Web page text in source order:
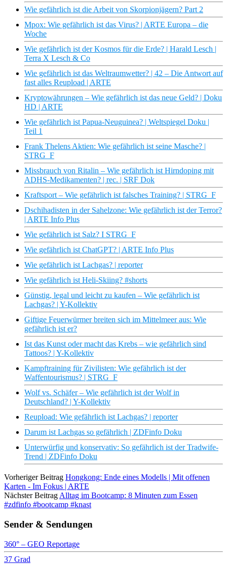
Wie gefährlich ist die Arbeit von Skorpionjägern? Part 2
Mpox: Wie gefährlich ist das Virus? | ARTE Europa – die
Woche
Wie gefährlich ist der Kosmos für die Erde? | Harald Lesch |
Terra X Lesch & Co
Wie gefährlich ist das Weltraumwetter? | 42 – Die Antwort auf
fast alles Reupload | ARTE
Kryptowährungen – Wie gefährlich ist das neue Geld? | Doku
HD | ARTE
Wie gefährlich ist Papua-Neuguinea? | Weltspiegel Doku |
Teil 1
Frank Thelens Aktien: Wie gefährlich ist seine Masche? |
STRG_F
Missbrauch von Ritalin – Wie gefährlich ist Hirndoping mit
ADHS-Medikamenten? | rec. | SRF Dok
Kraftsport – Wie gefährlich ist falsches Training? | STRG_F
Dschihadisten in der Sahelzone: Wie gefährlich ist der Terror?
| ARTE Info Plus
Wie gefährlich ist Salz? I STRG_F
Wie gefährlich ist ChatGPT? | ARTE Info Plus
Wie gefährlich ist Lachgas? | reporter
Wie gefährlich ist Heli-Skiing? #shorts
Günstig, legal und leicht zu kaufen – Wie gefährlich ist
Lachgas? | Y-Kollektiv
Giftige Feuerwürmer breiten sich im Mittelmeer aus: Wie
gefährlich ist er?
Ist das Kunst oder macht das Krebs – wie gefährlich sind
Tattoos? | Y-Kollektiv
Kampftraining für Zivilisten: Wie gefährlich ist der
Waffentourismus? | STRG_F
Wolf vs. Schäfer – Wie gefährlich ist der Wolf in
Deutschland? | Y-Kollektiv
Reupload: Wie gefährlich ist Lachgas? | reporter
Darum ist Lachgas so gefährlich | ZDFinfo Doku
Unterwürfig und konservativ: So gefährlich ist der Tradwife-
Trend | ZDFinfo Doku
Vorheriger Beitrag Hongkong: Ende eines Modells | Mit offenen
Karten - Im Fokus | ARTE
Nächster Beitrag Alltag im Bootcamp: 8 Minuten zum Essen
#zdfinfo #bootcamp #knast
Sender & Sendungen
360° – GEO Reportage
37 Grad